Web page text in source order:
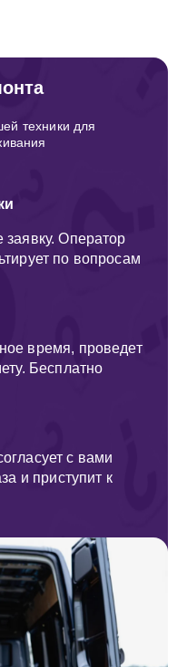
техники для
заявку. Оператор
по вопросам
время, проведет
Бесплатно
с вами
и приступит к